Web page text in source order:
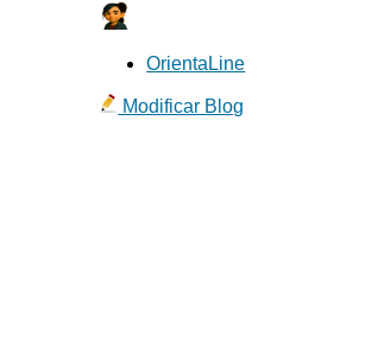
OrientaLine
Modificar Blog